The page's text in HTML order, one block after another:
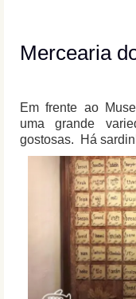
Mercearia
Em frente ao
uma grande
gostosas. Há